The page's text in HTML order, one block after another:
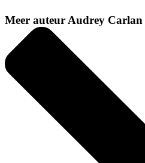
Meer auteur Audrey Carlan